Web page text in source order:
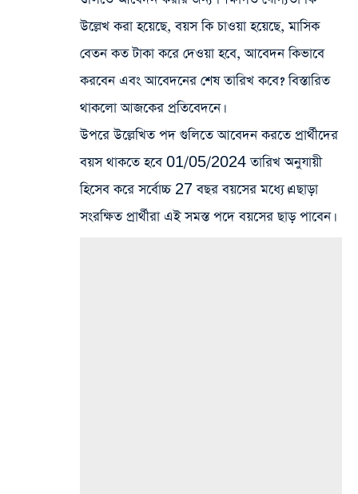
উল্লেখ করা হয়েছে, বয়স কি চাওয়া হয়েছে, মাসিক
বেতন কত টাকা করে দেওয়া হবে, আবেদন কিভাবে
করবেন এবং আবেদনের শেষ তারিখ কবে? বিস্তারিত
থাকলো আজকের প্রতিবেদনে।
উপরে উল্লেখিত পদ গুলিতে আবেদন করতে প্রার্থীদের
বয়স থাকতে হবে 01/05/2024 তারিখ অনুযায়ী
হিসেব করে সর্বোচ্চ 27 বছর বয়সের মধ্যে।এছাড়া
সংরক্ষিত প্রার্থীরা এই সমস্ত পদে বয়সের ছাড় পাবেন।